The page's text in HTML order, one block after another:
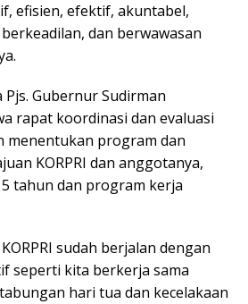
efisien, efektif, akuntabel,
dan berwawasan
Pjs. Gubernur Sudirman
rapat koordinasi dan evaluasi
menentukan program dan
KORPRI dan anggotanya,
tahun dan program kerja
sudah berjalan dengan
seperti kita berkerja sama
hari tua dan kecelakaan